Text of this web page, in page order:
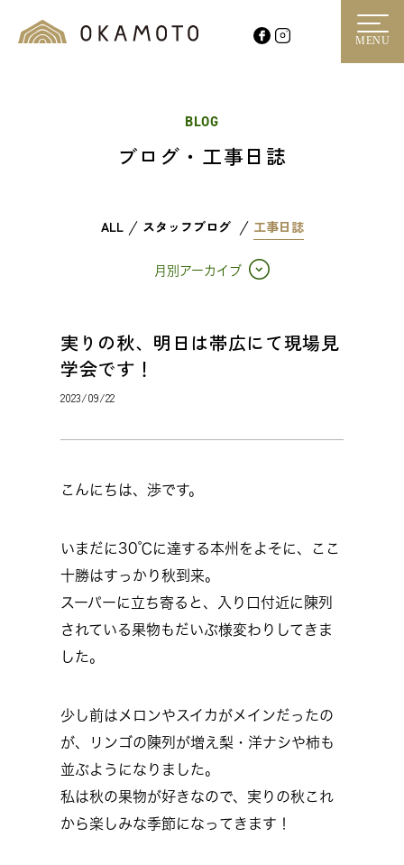
MENU
BLOG
ブログ・工事日誌
ALL スタッフブログ 工事日誌
月別アーカイブ
実りの秋、明日は帯広にて現場見
学会です！
2023/09/22
こんにちは、渉です。
いまだに30℃に達する本州をよそに、ここ
十勝はすっかり秋到来。
スーパーに立ち寄ると、入り口付近に陳列
されている果物もだいぶ様変わりしてきま
した。
少し前はメロンやスイカがメインだったの
が、リンゴの陳列が増え梨・洋ナシや柿も
並ぶようになりました。
私は秋の果物が好きなので、実りの秋これ
から楽しみな季節になってきます！